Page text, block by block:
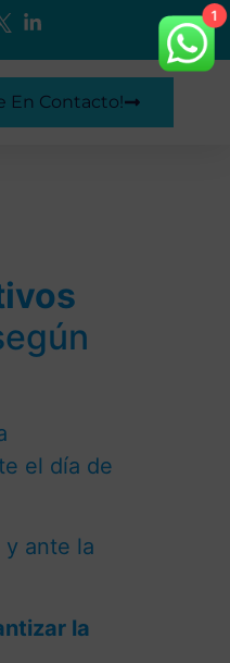
En Contacto!
el día de
y ante la
la
1